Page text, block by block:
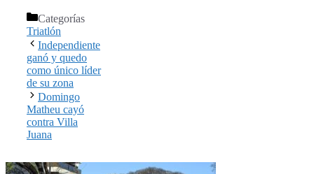
Categorías
Triatlón
Independiente
ganó y quedo
como único líder
de su zona
Domingo
Matheu cayó
contra Villa
Juana